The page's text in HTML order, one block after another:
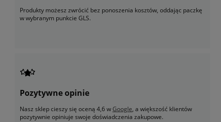
Produkty możesz zwrócić bez ponoszenia kosztów, oddając paczkę
w wybranym punkcie GLS.
Pozytywne opinie
Nasz sklep cieszy się oceną 4,6 wGoogle, a większość klientów
pozytywnie opiniuje swoje doświadczenia zakupowe.